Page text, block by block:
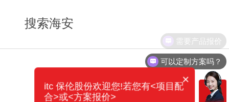
搜索海安
可以定制方案吗？
需要产品报价
×
itc 保伦股份欢迎您!若您有<项目配
合>或<方案报价>